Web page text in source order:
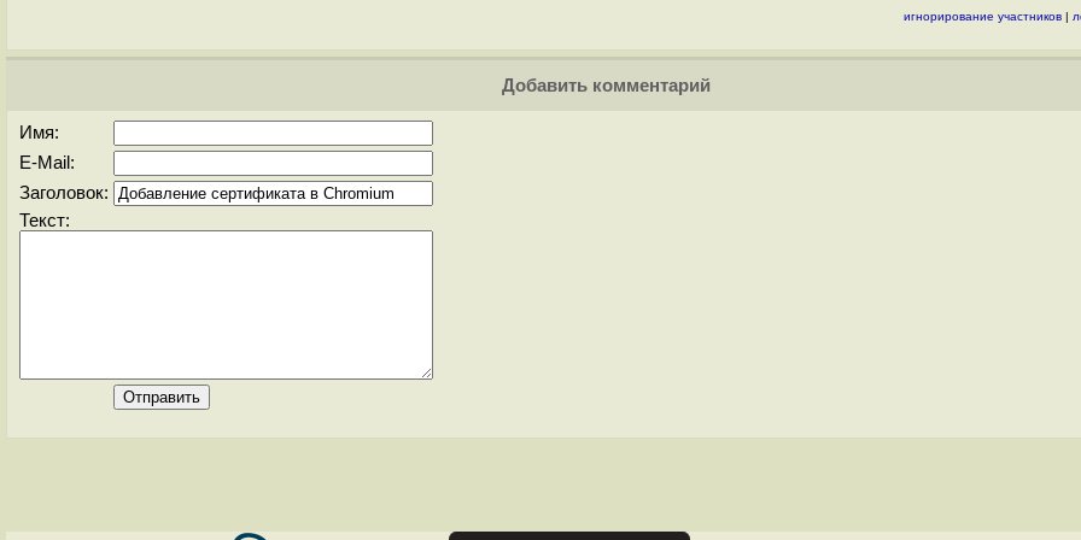
игнорирование участников |
Добавить комментарий
Имя:
E-Mail:
Заголовок:
Текст: